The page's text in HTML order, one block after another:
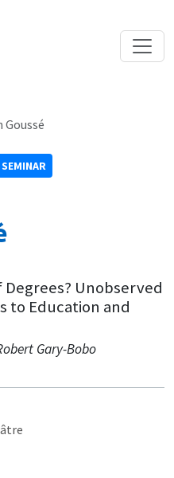
Goussé
Unobserved
to Education and
Gary-Bobo